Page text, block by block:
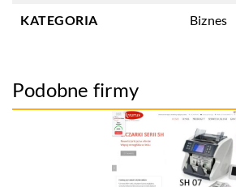
KATEGORIA Biznes
Podobne firmy